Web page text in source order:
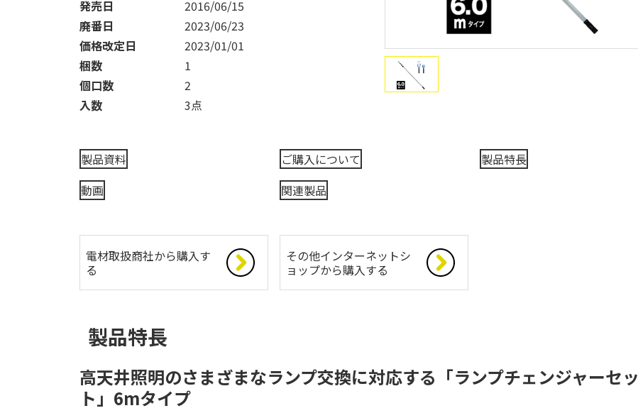
発売日
2016/06/15
廃番日
2023/06/23
価格改定日
2023/01/01
梱数
1
個口数
2
入数
3点
製品資料 ご購入について
製品特長
動画
関連製品
電材取扱商社から購入す
る
その他インターネットシ
ョップから購入する
製品特長
高天井照明のさまざまなランプ交換に対応する「ランプチェンジャーセッ
ト」6mタイプ